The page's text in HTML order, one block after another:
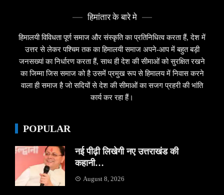
हिमांतार के बारे मे
हिमालयी विविधता पूर्ण समाज और संस्कृति का प्रतिनिधित्व करता हैं, देश में
उत्तर से लेकर पश्चिम तक का हिमालयी समाज अपने-आप में बहुत बड़ी
जनसख्यां का निर्धारण करता हैं, साथ ही देश की सीमाओं को सुरक्षित रखने
का जिम्मा जिस समाज को है उसमें प्रमुख रूप से हिमालय में निवास करने
वाला ही समाज है जो सदियों से देश की सीमाओं का सजग प्रहरी की भांति
कार्य कर रहा हैं।
POPULAR
नई पीढ़ी लिखेगी नए उत्तराखंड की
कहानी…
August 8, 2026